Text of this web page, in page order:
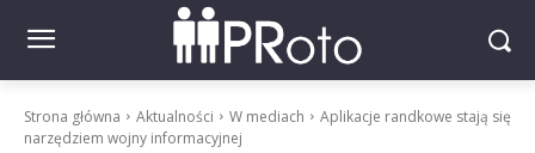
Strona główna Aktualności W mediach
Aplikacje randkowe stają się
narzędziem wojny informacyjnej